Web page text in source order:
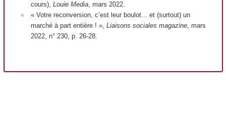
cours), Louie Media, mars 2022.
« Votre reconversion, c’est leur boulot... et (surtout) un
marché à part entière ! », Liaisons sociales magazine, mars
2022, n° 230, p. 26-28.